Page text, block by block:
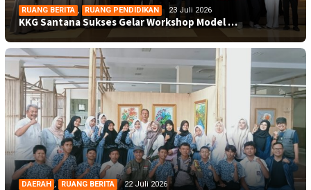
RUANG BERITA , RUANG PENDIDIKAN 23 Juli 2026
KKG Santana Sukses Gelar Workshop Model …
DAERAH , RUANG BERITA 22 Juli 2026